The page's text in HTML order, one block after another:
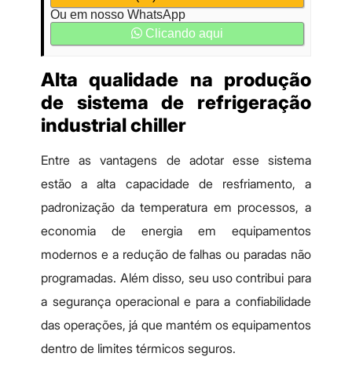
Ou em nosso WhatsApp
Clicando aqui
Alta qualidade na produção
de sistema de refrigeração
industrial chiller
Entre as vantagens de adotar esse sistema
estão a alta capacidade de resfriamento, a
padronização da temperatura em processos, a
economia de energia em equipamentos
modernos e a redução de falhas ou paradas não
programadas. Além disso, seu uso contribui para
a segurança operacional e para a confiabilidade
das operações, já que mantém os equipamentos
dentro de limites térmicos seguros.